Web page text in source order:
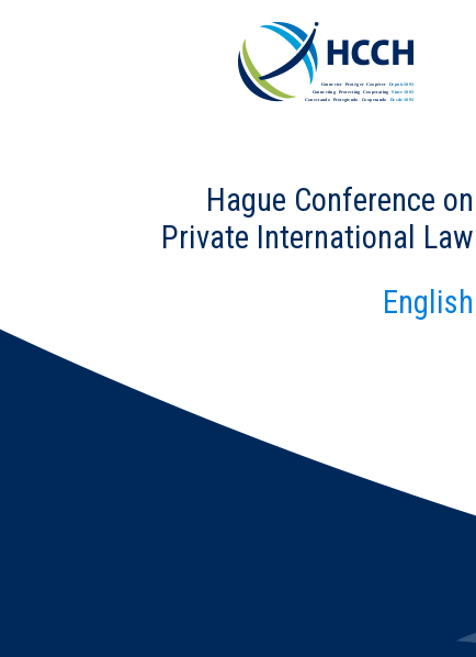
Hague Conference on
Private International Law
English